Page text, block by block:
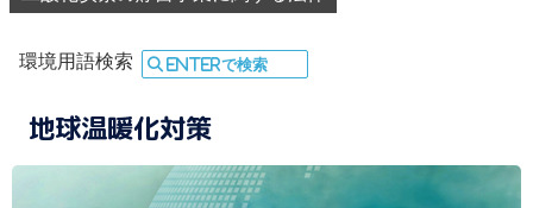
二酸化炭素の貯留事業に関する法律
環境用語検索
地球温暖化対策